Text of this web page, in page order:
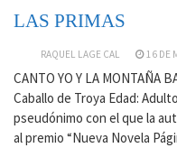
LAS PRIMAS
RAQUEL LAGE CAL 16 DE
CANTO YO Y LA MONTAÑA
Caballo de Troya Edad:
pseudónimo con el que la
al premio “Nueva Novela